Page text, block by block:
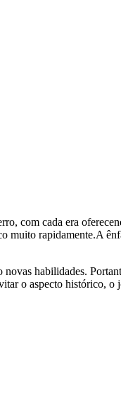
com cada era
muito rapidamente.A
habilidades.
o aspecto histórico, o